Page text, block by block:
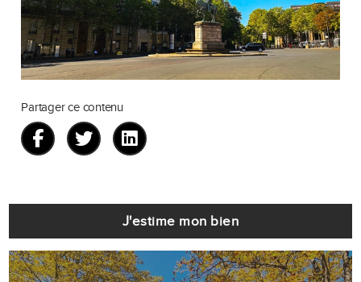
Partager ce contenu
J'estime mon bien